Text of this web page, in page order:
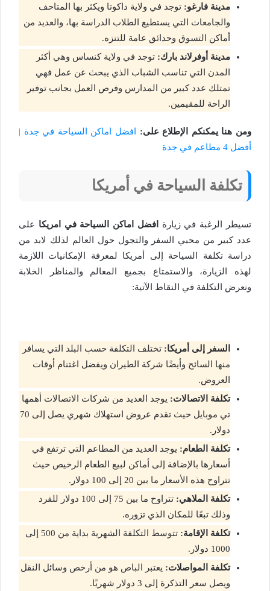
مدينة فارغو: توجد في ولاية داكوتا ويكثر بها المتاحف
والجامعات التي يستطيع الطلاب الدراسة بها، والعديد من
أماكن التسوق وحدائق عامة للتنزه.
مدينة أوفرلاند بارك: توجد في ولاية كنساس وهي أكثر
المدن التي تناسب الشباب الذي يبحث عن عمل فهي
تمتلك عدد كبير من المدارس وفرص العمل بجانب توفير
الراحة للمقيمين.
ومن هنا يمكنكم الإطلاع على: افضل اماكن السياحة في جدة |
أفضل 4 مطاعم في جدة
تكلفة السياحة في أمريكا
تسيطر الرغبة في زيارة افضل اماكن السياحة في امريكا على
عدد كبير من محبي السفر والتجول حول العالم لذلك لابد من
دراسة تكلفة السياحة إلى أمريكا لمعرفة الإمكانيات اللازمة
لهذه الزيارة، والاستمتاع بجميع المعالم والمناظر الخلابة
ونعرض التكلفة في النقاط الآتية:
السفر إلى أمريكا: تختلف التكلفة حسب البلد التي يسافر
منها السائح وأيضًا شركة الطيران ويفضل اغتنام أوقات
العروض.
تكلفة الاتصالات: يوجد العديد من شركات الاتصالات أهمها
تي موبايل حيث تقدم عروض استهلاك شهري يصل إلى 70
دولار.
تكلفة الطعام: يوجد العديد من المطاعم التي ترتفع في
أسعارها بالإضافة إلى أماكن لبيع الطعام الرخيص حيث
تتراوح هذه الأسعار ما بين 20 إلى 100 دولار.
تكلفة الملاهي:
تتراوح ما بين 75 إلى 100 دولار للفرد
وذلك تبعًا للمكان الذي تزوره.
تكلفة الإقامة:
تتوسط التكلفة الشهرية بداية من 500 إلى
1000 دولار.
تكلفة المواصلات: يعتبر الباص هو من أرخص وسائل النقل
ويصل سعر التذكرة إلى 3 دولار شهريًا.